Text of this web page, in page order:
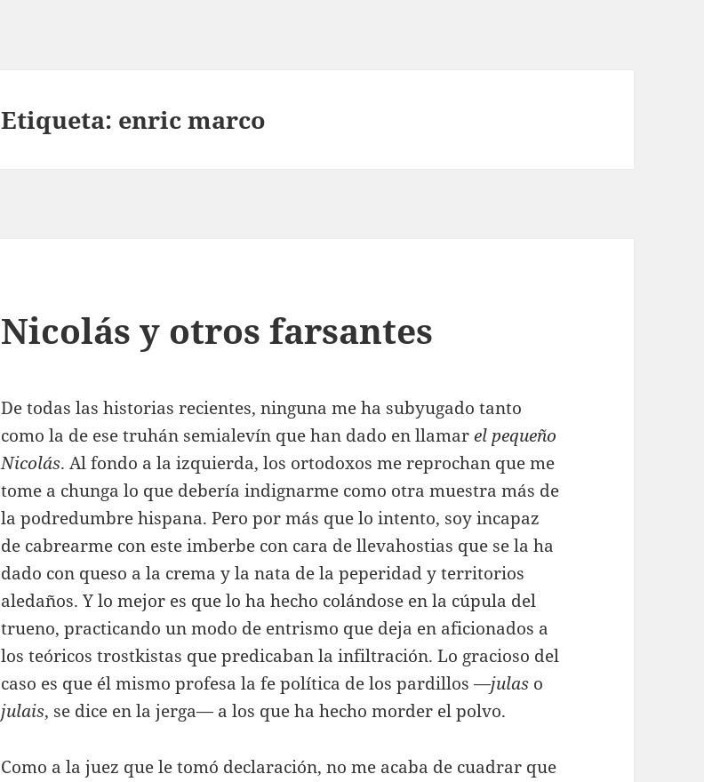
Etiqueta: enric marco
Nicolás y otros farsantes
De todas las historias recientes, ninguna me ha subyugado tanto
como la de ese truhán semialevín que han dado en llamarel pequeño
Nicolás. Al fondo a la izquierda, los ortodoxos me reprochan que me
tome a chunga lo que debería indignarme como otra muestra más de
la podredumbre hispana. Pero por más que lo intento, soy incapaz
de cabrearme con este imberbe con cara de llevahostias que se la ha
dado con queso a la crema y la nata de la peperidad y territorios
aledaños. Y lo mejor es que lo ha hecho colándose en la cúpula del
trueno, practicando un modo de entrismo que deja en aficionados a
los teóricos trostkistas que predicaban la infiltración. Lo gracioso del
caso es que él mismo profesa la fe política de los pardillos —julas o
julais, se dice en la jerga— a los que ha hecho morder el polvo.
Como a la juez que le tomó declaración, no me acaba de cuadrar que